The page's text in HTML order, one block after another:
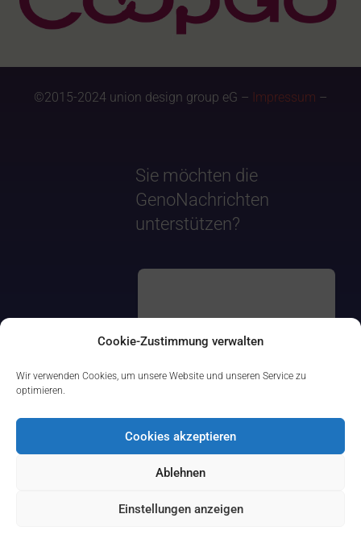
Cookie-Zustimmung verwalten
Wir verwenden Cookies, um unsere Website und unseren Service zu
optimieren.
Cookies akzeptieren
Ablehnen
Einstellungen anzeigen
©2015-2024 union design group eG – Impressum –
Sie möchten die
GenoNachrichten
unterstützen?